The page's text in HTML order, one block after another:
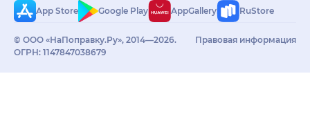
App Store
Google Play AppGallery RuStore
© ООО «НаПоправку.Ру», 2014—2026.
ОГРН: 1147847038679
Правовая информация